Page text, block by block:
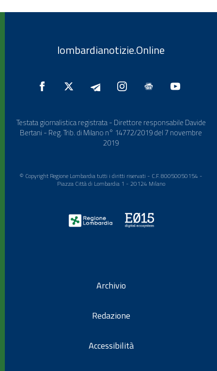
lombardianotizie.Online
Testata giornalistica registrata - Direttore responsabile Davide
Bertani - Reg. Trib. di Milano n° 14772/2019 del 7 novembre
2019
© Copyright Regione Lombardia tutti i diritti riservati - C.F. 80050050154 -
Piazza Città di Lombardia 1 - 20124 Milano
Archivio
Redazione
Accessibilità